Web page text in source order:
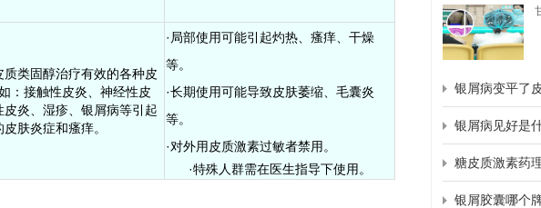
质类固醇治疗有效的各种皮
：接触性皮炎、神经性皮
皮炎、湿疹、银屑病等引起
皮肤炎症和瘙痒。
·局部使用可能引起灼热、瘙痒、干燥
等。
·长期使用可能导致皮肤萎缩、毛囊炎
等。
·对外用皮质激素过敏者禁用。
·特殊人群需在医生指导下使用。
银屑病变平了
银屑病见好是
银屑胶囊哪个